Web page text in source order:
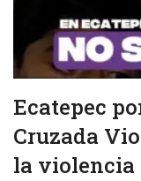
Ecatepec
Cruzada
la violencia